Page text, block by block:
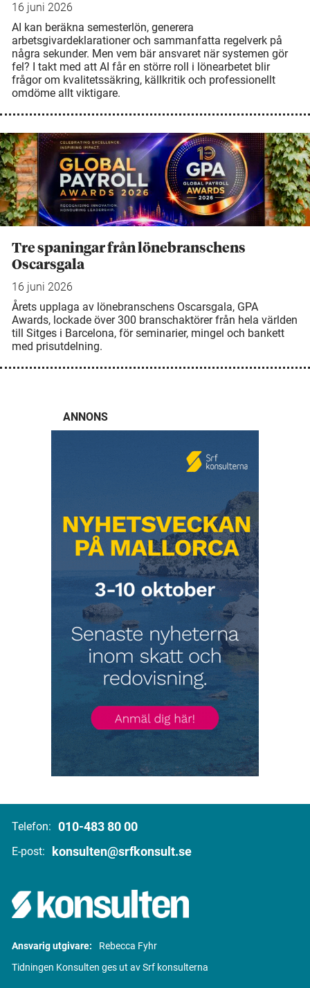
16 juni 2026
AI kan beräkna semesterlön, generera
arbetsgivardeklarationer och sammanfatta regelverk på
några sekunder. Men vem bär ansvaret när systemen gör
fel? I takt med att AI får en större roll i lönearbetet blir
frågor om kvalitetssäkring, källkritik och professionellt
omdöme allt viktigare.
Tre spaningar från lönebranschens
Oscarsgala
16 juni 2026
Årets upplaga av lönebranschens Oscarsgala, GPA
Awards, lockade över 300 branschaktörer från hela världen
till Sitges i Barcelona, för seminarier, mingel och bankett
med prisutdelning.
ANNONS
Telefon: 010-483 80 00
E-post: konsulten@srfkonsult.se
Ansvarig utgivare:
Rebecca Fyhr
Tidningen Konsulten ges ut av Srf konsulterna